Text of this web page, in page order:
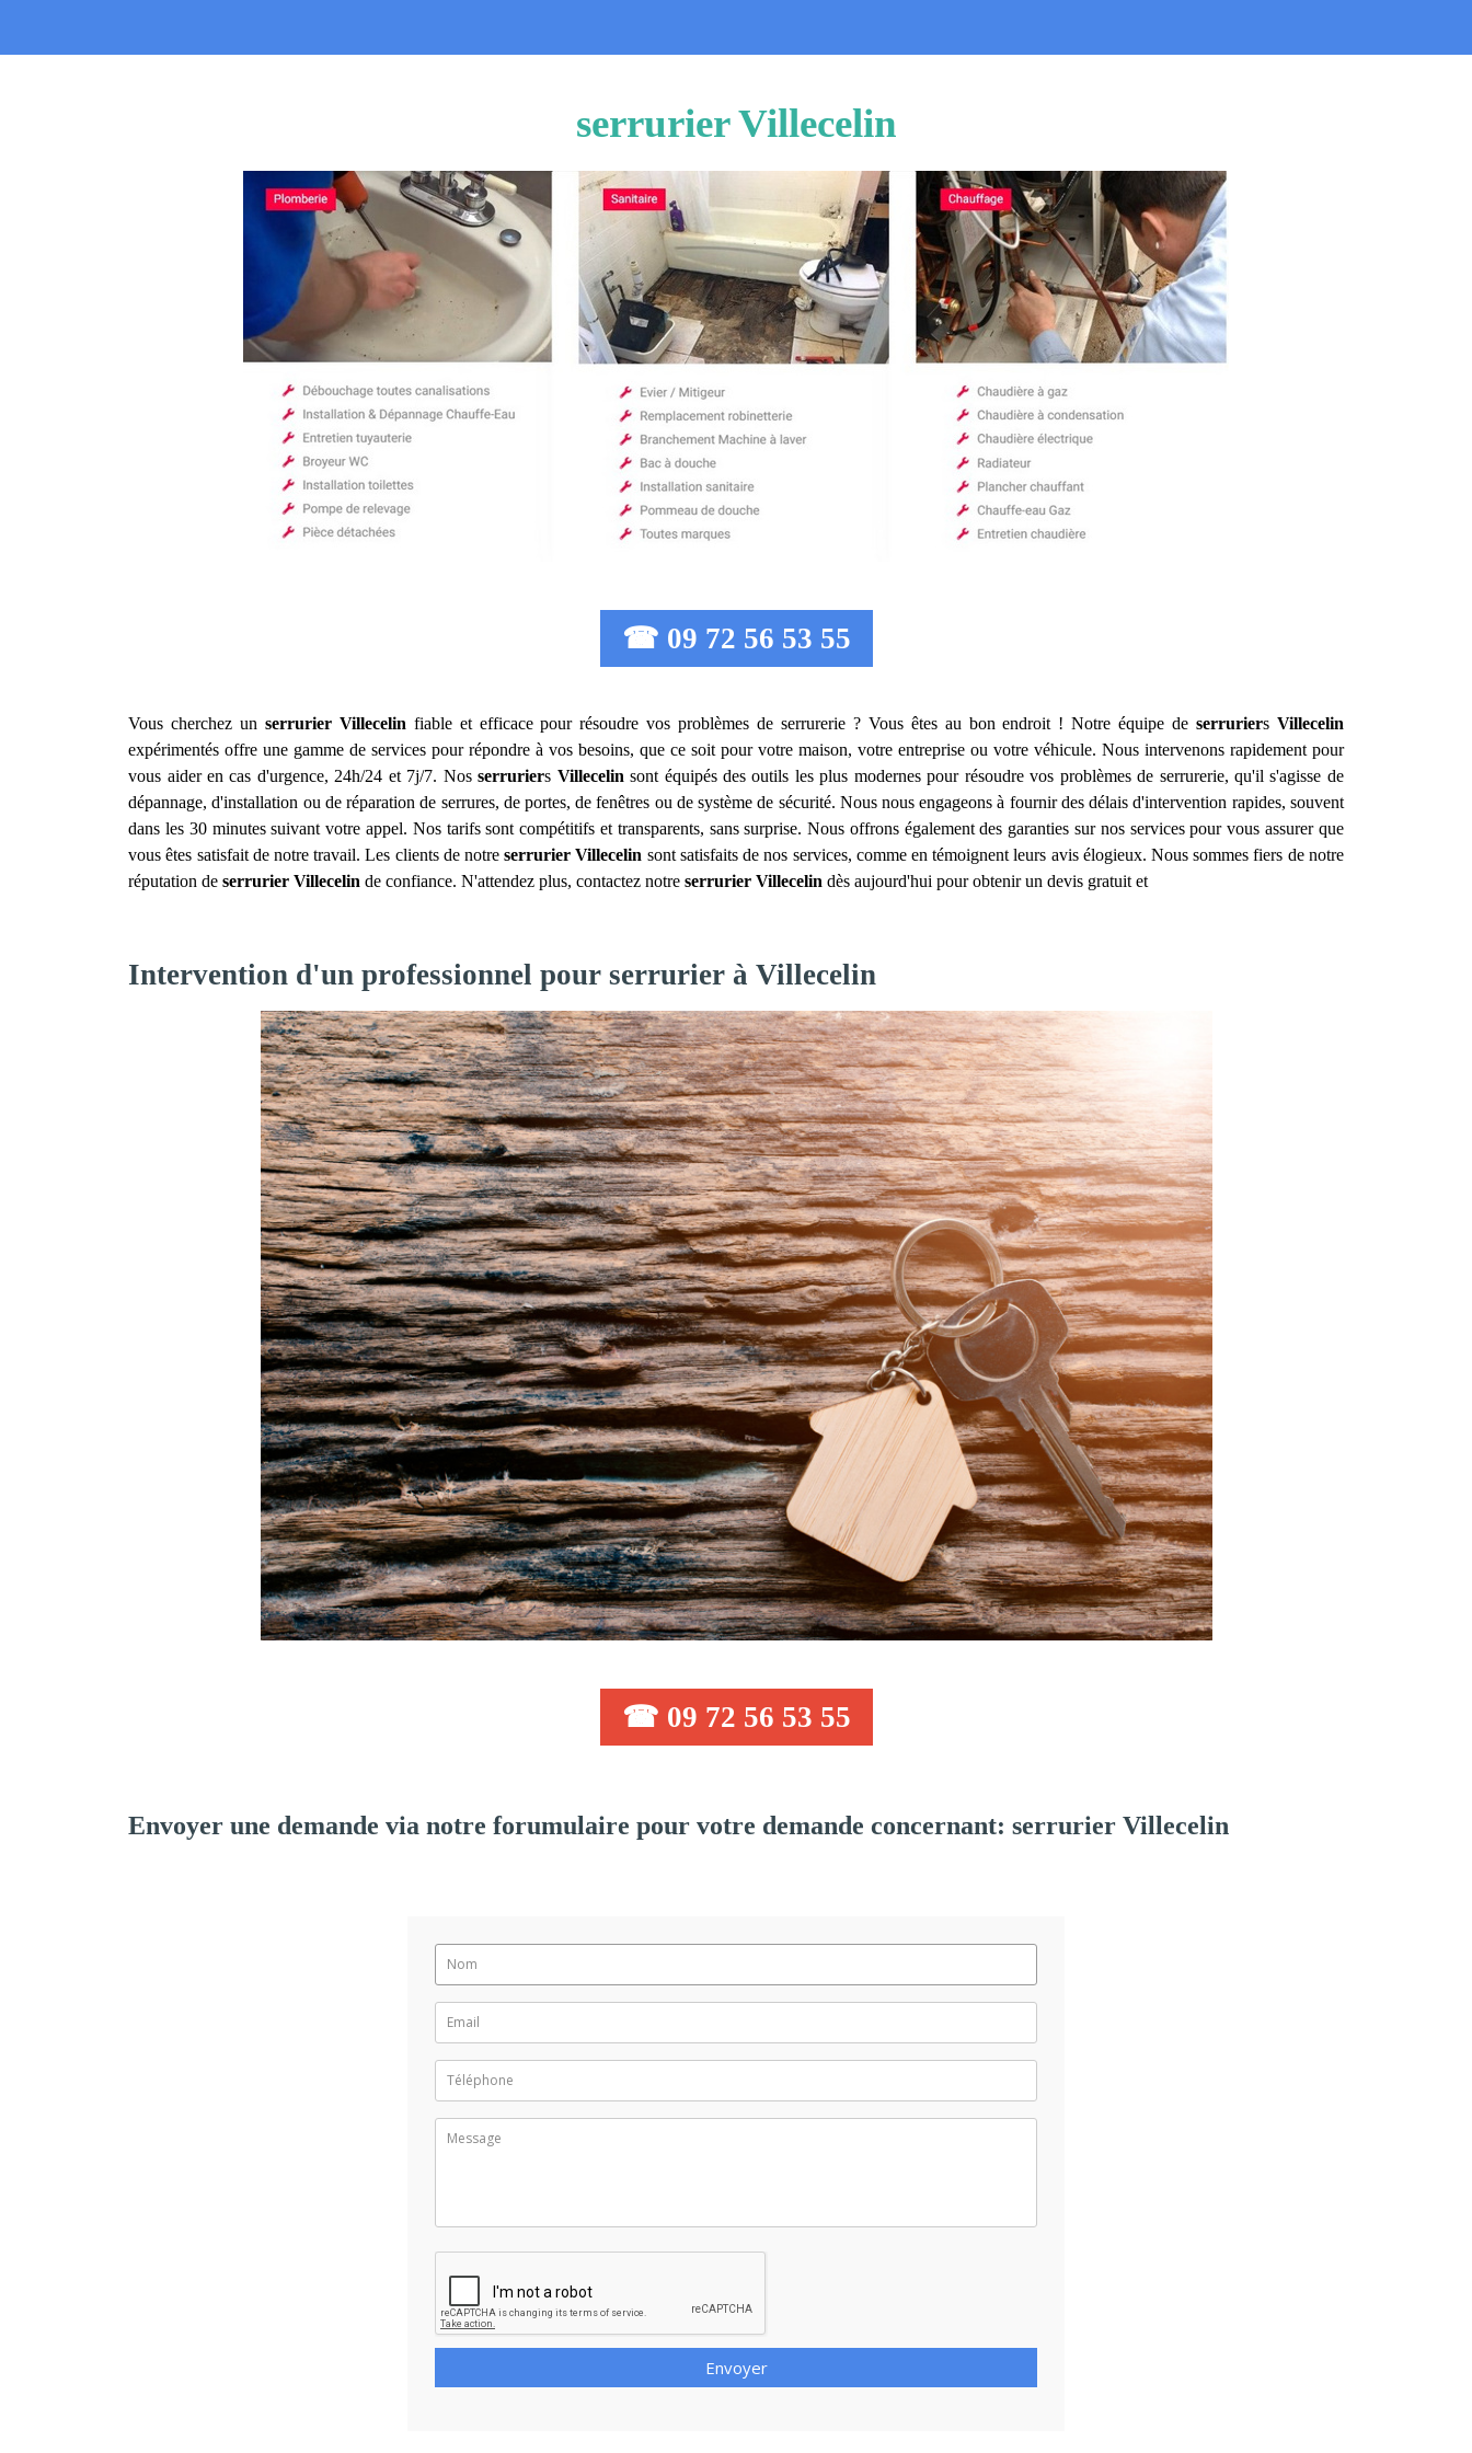
serrurier Villecelin
☎ 09 72 56 53 55
Vous cherchez un serrurier Villecelin fiable et efficace pour résoudre vos problèmes de serrurerie ? Vous êtes au bon endroit ! Notre équipe de serruriers Villecelin
expérimentés offre une gamme de services pour répondre à vos besoins, que ce soit pour votre maison, votre entreprise ou votre véhicule. Nous intervenons rapidement pour
vous aider en cas d'urgence, 24h/24 et 7j/7. Nosserruriers Villecelin sont équipés des outils les plus modernes pour résoudre vos problèmes de serrurerie, qu'il s'agisse de
dépannage, d'installation ou de réparation de serrures, de portes, de fenêtres ou de système de sécurité. Nous nous engageons à fournir des délais d'intervention rapides, souvent
dans les 30 minutes suivant votre appel. Nos tarifs sont compétitifs et transparents, sans surprise. Nous offrons également des garanties sur nos services pour vous assurer que
vous êtes satisfait de notre travail. Les clients de notreserrurier Villecelin sont satisfaits de nos services, comme en témoignent leurs avis élogieux. Nous sommes fiers de notre
réputation deserrurier Villecelin de confiance. N'attendez plus, contactez notreserrurier Villecelin dès aujourd'hui pour obtenir un devis gratuit et
Intervention d'un professionnel pour serrurier à Villecelin
☎ 09 72 56 53 55
Envoyer une demande via notre forumulaire pour votre demande concernant: serrurier Villecelin
Envoyer